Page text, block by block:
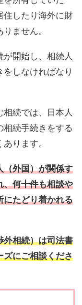
住したり海外に財
ません。
開始し、相続人
しなければなり
相続では、日本人
続手続きをする
ります。
（外国）が関係す
、何十件も相談や
にたどり着かれる
外相続）は司法書
ズにご相談くださ